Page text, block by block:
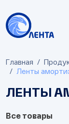
Главная
Ленты
ЛЕНТЫ
Все товары